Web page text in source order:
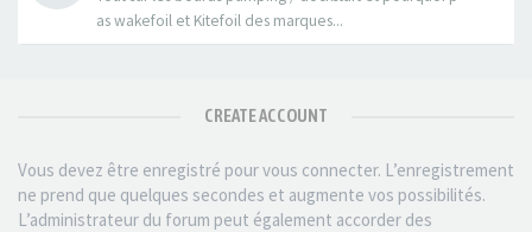
as wakefoil et Kitefoil des marques...
CREATE ACCOUNT
Vous devez être enregistré pour vous connecter. L’enregistrement
ne prend que quelques secondes et augmente vos possibilités.
L’administrateur du forum peut également accorder des